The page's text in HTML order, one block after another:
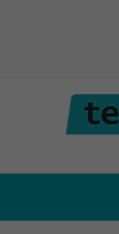
contenuto